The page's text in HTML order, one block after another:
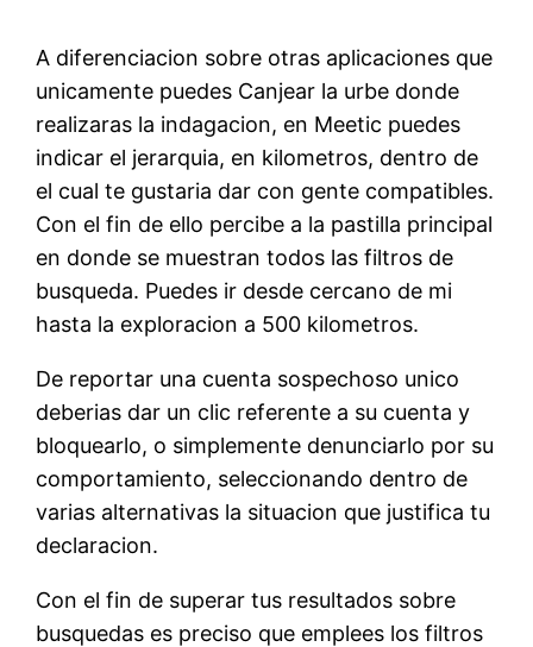
A diferenciacion sobre otras aplicaciones que
unicamente puedes Canjear la urbe donde
realizaras la indagacion, en Meetic puedes
indicar el jerarqui­a, en kilometros, dentro de
el cual te gustaria dar con gente compatibles.
Con el fin de ello percibe a la pastilla principal
en donde se muestran todos las filtros de
busqueda. Puedes ir desde cercano de mi
hasta la exploracion a 500 kilometros.
De reportar una cuenta sospechoso unico
deberias dar un clic referente a su cuenta y
bloquearlo, o simplemente denunciarlo por su
comportamiento, seleccionando dentro de
varias alternativas la situacion que justifica tu
declaracion.
Con el fin de superar tus resultados sobre
busquedas es preciso que emplees los filtros